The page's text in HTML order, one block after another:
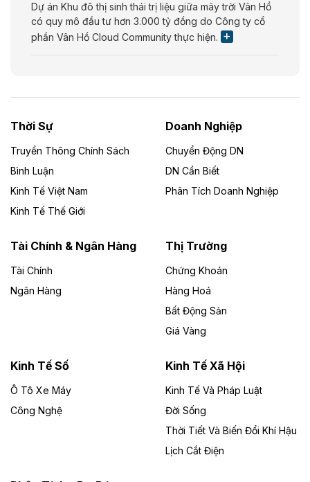
Dự án Khu đô thị sinh thái trị liệu giữa mây trời Vân Hồ
có quy mô đầu tư hơn 3.000 tỷ đồng do Công ty cổ
phần Vân Hồ Cloud Community thực hiện.
Dự án Nhà máy xử lý rác và phát điện Bắc Giang do
Công ty TNHH Năng lượng môi trường Bắc Giang làm
Theo vietnamfinance.vn
Đức Long Gia Lai mở rộng ‘hệ sinh thái’
Lai
Bốn doanh nghiệp có sự góp vốn của Công ty Cổ
phần Tập đoàn Đức Long Gia Lai (HoSE: DLG) được
Gia Lai với tổng vốn hơn 4.750 tỷ đồng.
Đồng Nai cho thuê gần 59 ha đất làm khu
công nghiệp ở Long Thành
UBND TP Đồng Nai cho Công ty Amata thuê gần 59 ha
đất để đầu tư khu công nghiệp công nghệ cao Long
Thời Sự
Truyền Thông Chính Sách
Bình Luận
Kinh Tế Việt Nam
Kinh Tế Thế Giới
Doanh Nghiệp
Chuyển Động DN
DN Cần Biết
Phân Tích Doanh Nghiệp
Tài Chính & Ngân Hàng
Tài Chính
Ngân Hàng
Thị Trường
Chứng Khoán
Hàng Hoá
Bất Động Sản
Giá Vàng
Kinh Tế Số
Ô Tô Xe Máy
Công Nghệ
Kinh Tế Xã Hội
Kinh Tế Và Pháp Luật
Đời Sống
Thời Tiết Và Biến Đổi Khí Hậu
Lịch Cắt Điện